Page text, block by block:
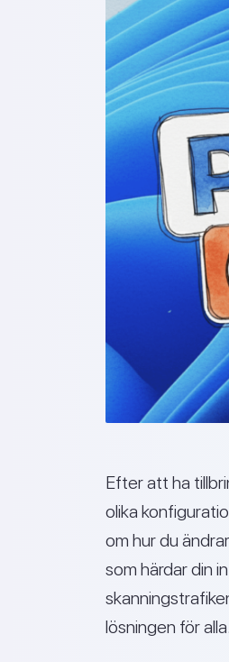
Efter att ha
olika
om hur du
som härdar din
lösningen för alla.